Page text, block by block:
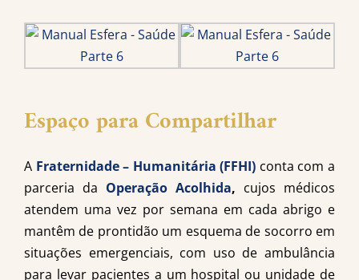
Espaço para Compartilhar
A Fraternidade – Humanitária (FFHI) conta com a
parceria da Operação Acolhida, cujos médicos
atendem uma vez por semana em cada abrigo e
mantêm de prontidão um esquema de socorro em
situações emergenciais, com uso de ambulância
para levar pacientes a um hospital ou unidade de